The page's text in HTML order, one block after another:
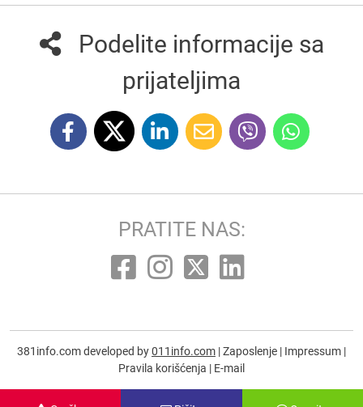
Podelite informacije sa
prijateljima
PRATITE NAS:
381info.com developed by011info.com |Zaposlenje | Impressum |
Pravila korišćenja | E-mail